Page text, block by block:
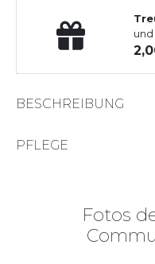
BESCHREIBUNG
PFLEGE
Fotos